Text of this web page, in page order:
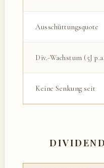
Ausschüttungsquote
Div.-Wachstum (5J
Keine Senkung seit